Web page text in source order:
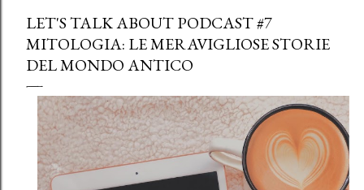
LET'S TALK ABOUT PODCAST #7
MITOLOGIA: LE MERAVIGLIOSE STORIE
DEL MONDO ANTICO